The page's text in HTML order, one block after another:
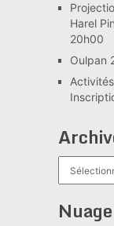
Harel
20h00
Oulpan
Archives